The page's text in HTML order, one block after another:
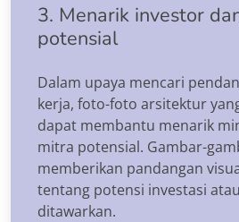
3. Menarik investor
potensial
Dalam upaya mencari
kerja, foto-foto arsitektur
dapat membantu menarik
mitra potensial. Gambar-
memberikan pandangan
tentang potensi investasi
ditawarkan.